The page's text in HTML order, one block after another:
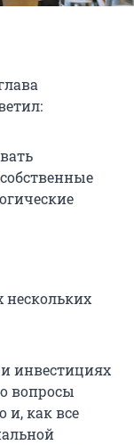
нескольких
инвестициях
вопросы
и, как все